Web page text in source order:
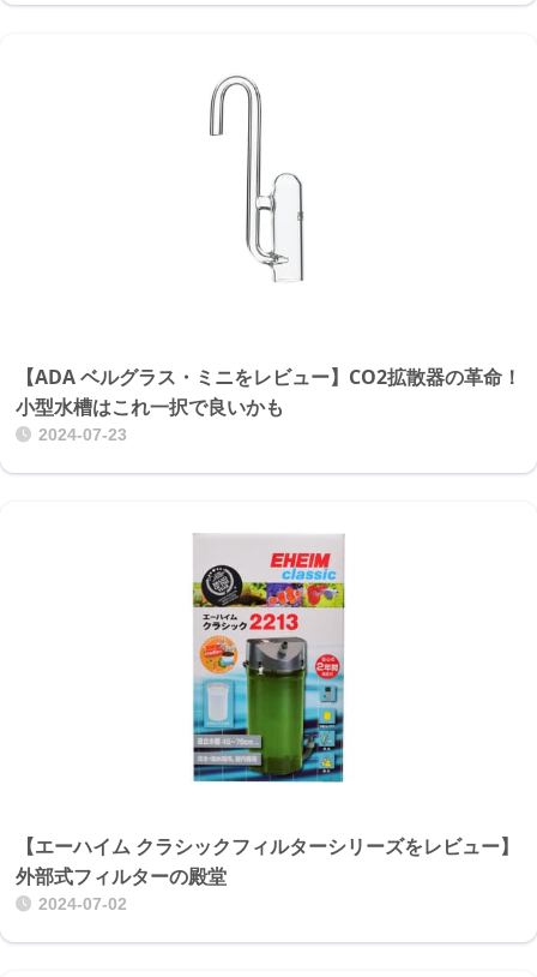
【ADA ベルグラス・ミニをレビュー】CO2拡散器の革命！
小型水槽はこれ一択で良いかも
2024-07-23
【エーハイム クラシックフィルターシリーズをレビュー】
外部式フィルターの殿堂
2024-07-02